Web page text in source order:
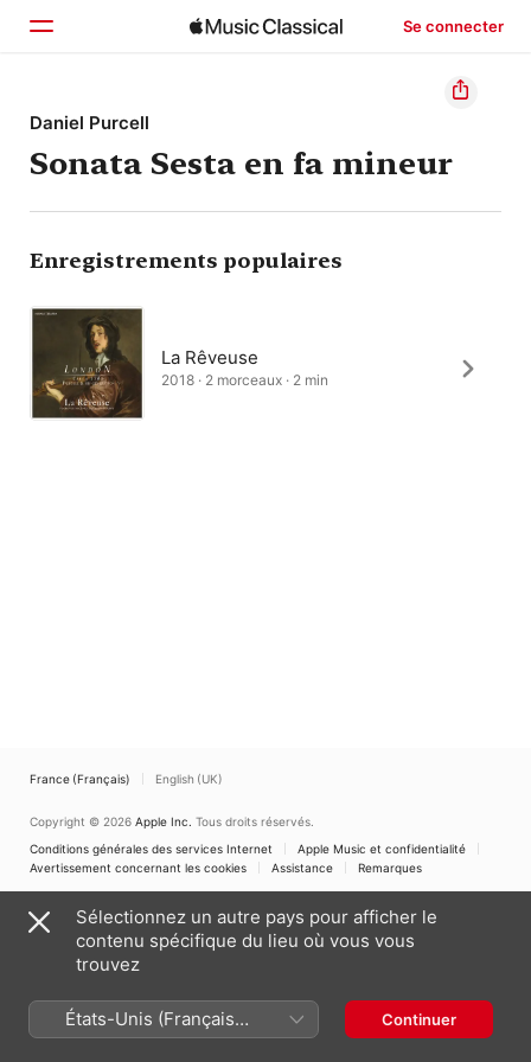
Se connecter
Accueil
Parcourir
Rechercher
Daniel Purcell
Sonata Sesta en fa mineur
Enregistrements populaires
La Rêveuse
2018 · 2 morceaux · 2 min
France (Français) English (UK)
Copyright © 2026 Apple Inc. Tous droits réservés.
Conditions générales des services Internet
Apple Music et confidentialité
Avertissement concernant les cookies
Assistance Remarques
Sélectionnez un autre pays pour afficher le
contenu spécifique du lieu où vous vous
trouvez
États-Unis (Français
France)
Continuer